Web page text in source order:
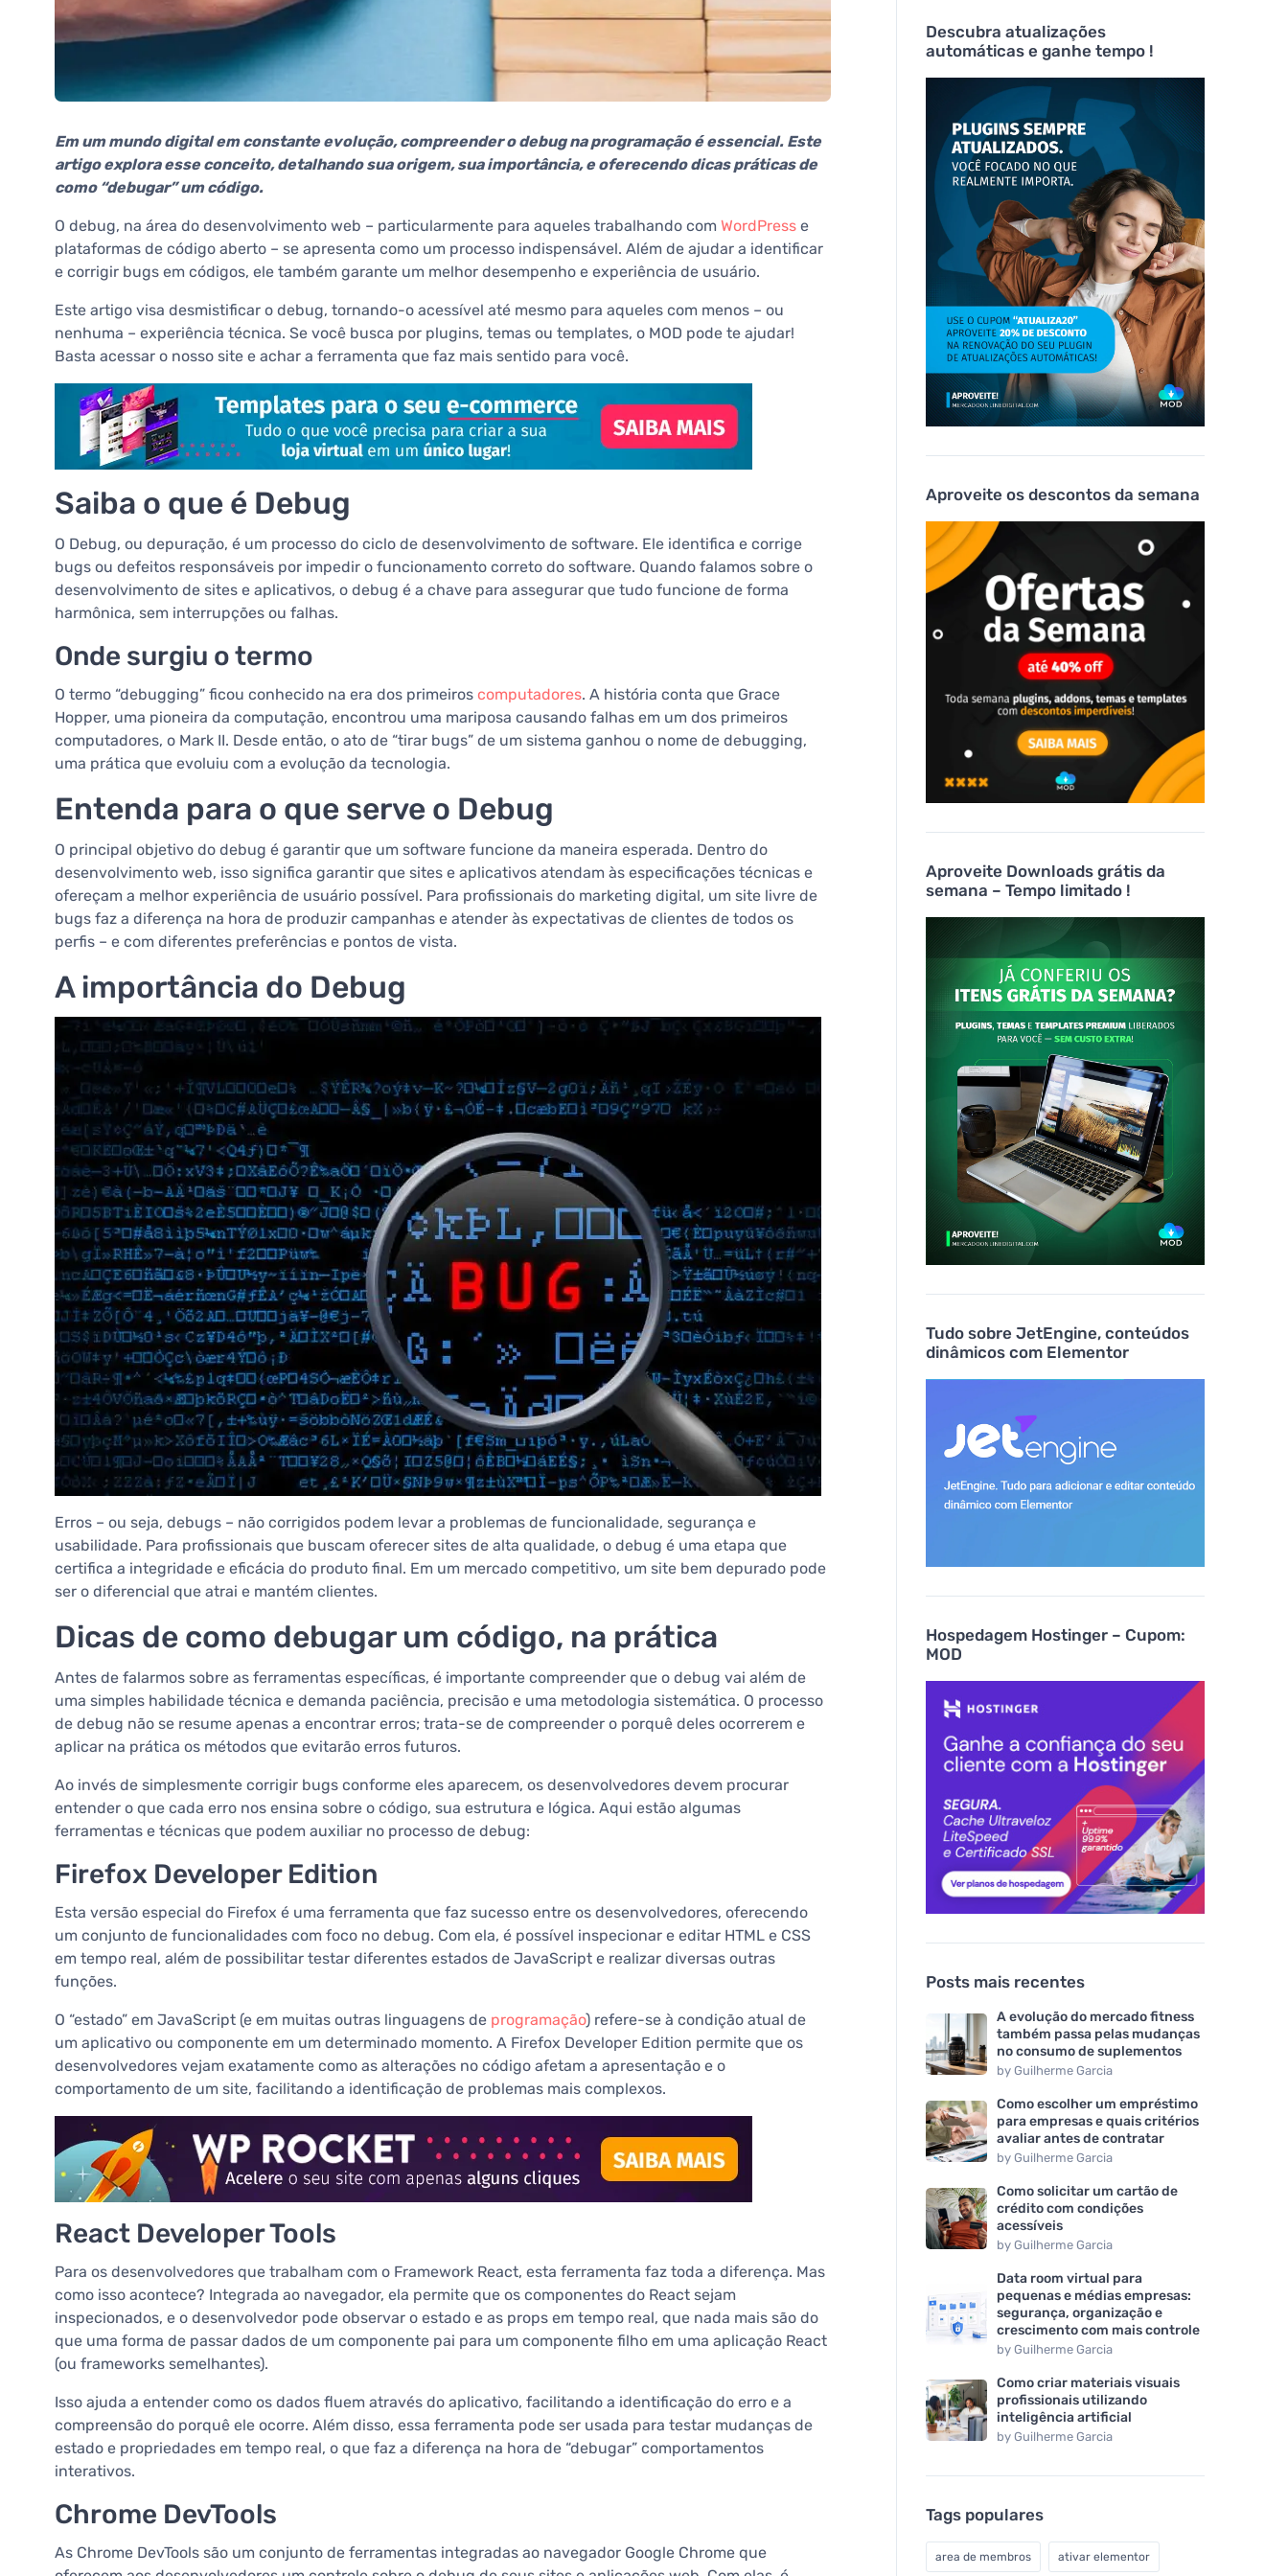
Em um mundo digital em constante evolução, compreender o debug na programação é essencial. Este
artigo explora esse conceito, detalhando sua origem, sua importância, e oferecendo dicas práticas de
como “debugar” um código.
O debug, na área do desenvolvimento web – particularmente para aqueles trabalhando com WordPress e
plataformas de código aberto – se apresenta como um processo indispensável. Além de ajudar a identificar
e corrigir bugs em códigos, ele também garante um melhor desempenho e experiência de usuário.
Este artigo visa desmistificar o debug, tornando-o acessível até mesmo para aqueles com menos – ou
nenhuma – experiência técnica. Se você busca por plugins, temas ou templates, o MOD pode te ajudar!
Basta acessar o nosso site e achar a ferramenta que faz mais sentido para você.
Saiba o que é Debug
O Debug, ou depuração, é um processo do ciclo de desenvolvimento de software. Ele identifica e corrige
bugs ou defeitos responsáveis por impedir o funcionamento correto do software. Quando falamos sobre o
desenvolvimento de sites e aplicativos, o debug é a chave para assegurar que tudo funcione de forma
harmônica, sem interrupções ou falhas.
Onde surgiu o termo
O termo “debugging” ficou conhecido na era dos primeiros computadores. A história conta que Grace
Hopper, uma pioneira da computação, encontrou uma mariposa causando falhas em um dos primeiros
computadores, o Mark II. Desde então, o ato de “tirar bugs” de um sistema ganhou o nome de debugging,
uma prática que evoluiu com a evolução da tecnologia.
Entenda para o que serve o Debug
O principal objetivo do debug é garantir que um software funcione da maneira esperada. Dentro do
desenvolvimento web, isso significa garantir que sites e aplicativos atendam às especificações técnicas e
ofereçam a melhor experiência de usuário possível. Para profissionais do marketing digital, um site livre de
bugs faz a diferença na hora de produzir campanhas e atender às expectativas de clientes de todos os
perfis – e com diferentes preferências e pontos de vista.
A importância do Debug
Erros – ou seja, debugs – não corrigidos podem levar a problemas de funcionalidade, segurança e
usabilidade. Para profissionais que buscam oferecer sites de alta qualidade, o debug é uma etapa que
certifica a integridade e eficácia do produto final. Em um mercado competitivo, um site bem depurado pode
ser o diferencial que atrai e mantém clientes.
Dicas de como debugar um código, na prática
Antes de falarmos sobre as ferramentas específicas, é importante compreender que o debug vai além de
uma simples habilidade técnica e demanda paciência, precisão e uma metodologia sistemática. O processo
de debug não se resume apenas a encontrar erros; trata-se de compreender o porquê deles ocorrerem e
aplicar na prática os métodos que evitarão erros futuros.
Ao invés de simplesmente corrigir bugs conforme eles aparecem, os desenvolvedores devem procurar
entender o que cada erro nos ensina sobre o código, sua estrutura e lógica. Aqui estão algumas
ferramentas e técnicas que podem auxiliar no processo de debug:
Firefox Developer Edition
Esta versão especial do Firefox é uma ferramenta que faz sucesso entre os desenvolvedores, oferecendo
um conjunto de funcionalidades com foco no debug. Com ela, é possível inspecionar e editar HTML e CSS
em tempo real, além de possibilitar testar diferentes estados de JavaScript e realizar diversas outras
funções.
O “estado” em JavaScript (e em muitas outras linguagens de programação) refere-se à condição atual de
um aplicativo ou componente em um determinado momento. A Firefox Developer Edition permite que os
desenvolvedores vejam exatamente como as alterações no código afetam a apresentação e o
comportamento de um site, facilitando a identificação de problemas mais complexos.
React Developer Tools
Para os desenvolvedores que trabalham com o Framework React, esta ferramenta faz toda a diferença. Mas
como isso acontece? Integrada ao navegador, ela permite que os componentes do React sejam
inspecionados, e o desenvolvedor pode observar o estado e as props em tempo real, que nada mais são do
que uma forma de passar dados de um componente pai para um componente filho em uma aplicação React
(ou frameworks semelhantes).
Isso ajuda a entender como os dados fluem através do aplicativo, facilitando a identificação do erro e a
compreensão do porquê ele ocorre. Além disso, essa ferramenta pode ser usada para testar mudanças de
estado e propriedades em tempo real, o que faz a diferença na hora de “debugar” comportamentos
interativos.
Chrome DevTools
As Chrome DevTools são um conjunto de ferramentas integradas ao navegador Google Chrome que
Descubra atualizações
automáticas e ganhe tempo !
Aproveite os descontos da semana
Aproveite Downloads grátis da
semana – Tempo limitado !
Tudo sobre JetEngine, conteúdos
dinâmicos com Elementor
Hospedagem Hostinger – Cupom:
MOD
Posts mais recentes
A evolução do mercado fitness
também passa pelas mudanças
no consumo de suplementos
by Guilherme Garcia
Como escolher um empréstimo
para empresas e quais critérios
avaliar antes de contratar
by Guilherme Garcia
Como solicitar um cartão de
crédito com condições
acessíveis
by Guilherme Garcia
Data room virtual para
pequenas e médias empresas:
segurança, organização e
crescimento com mais controle
by Guilherme Garcia
Como criar materiais visuais
profissionais utilizando
inteligência artificial
by Guilherme Garcia
Tags populares
area de membros ativar elementor